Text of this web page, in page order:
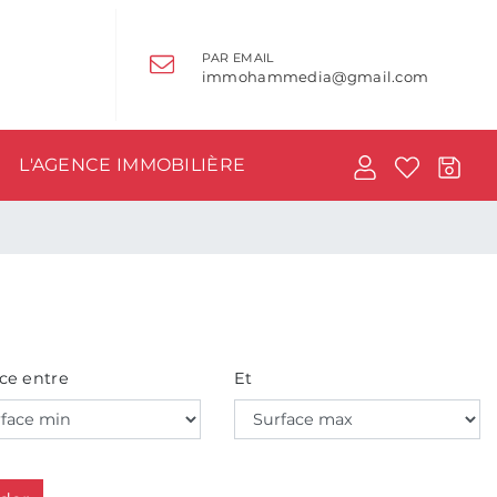
PAR EMAIL
immohammedia@gmail.com
L'AGENCE IMMOBILIÈRE
entre Et